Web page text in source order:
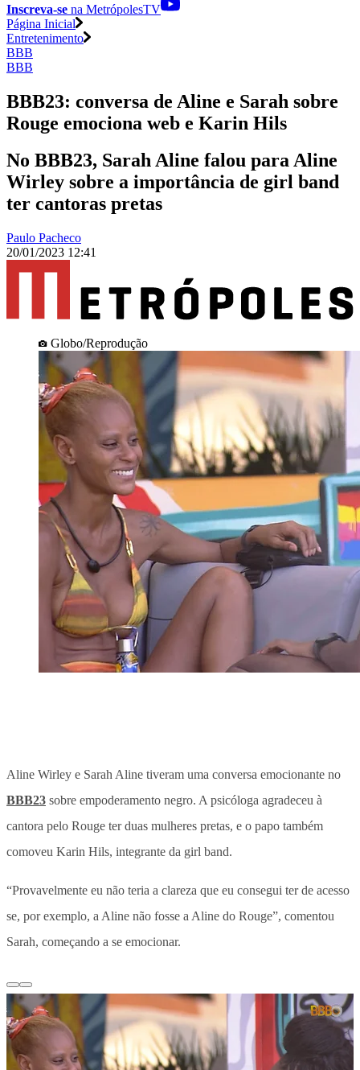
Inscreva-se na MetrópolesTV
Página Inicial
Entretenimento
BBB
BBB
BBB23: conversa de Aline e Sarah sobre
Rouge emociona web e Karin Hils
No BBB23, Sarah Aline falou para Aline
Wirley sobre a importância de girl band
ter cantoras pretas
Paulo Pacheco
20/01/2023 12:41
Globo/Reprodução
Aline Wirley e Sarah Aline tiveram uma conversa emocionante no
BBB23 sobre empoderamento negro. A psicóloga agradeceu à
cantora pelo Rouge ter duas mulheres pretas, e o papo também
comoveu Karin Hils, integrante da girl band.
“Provavelmente eu não teria a clareza que eu consegui ter de acesso
se, por exemplo, a Aline não fosse a Aline do Rouge”, comentou
Sarah, começando a se emocionar.